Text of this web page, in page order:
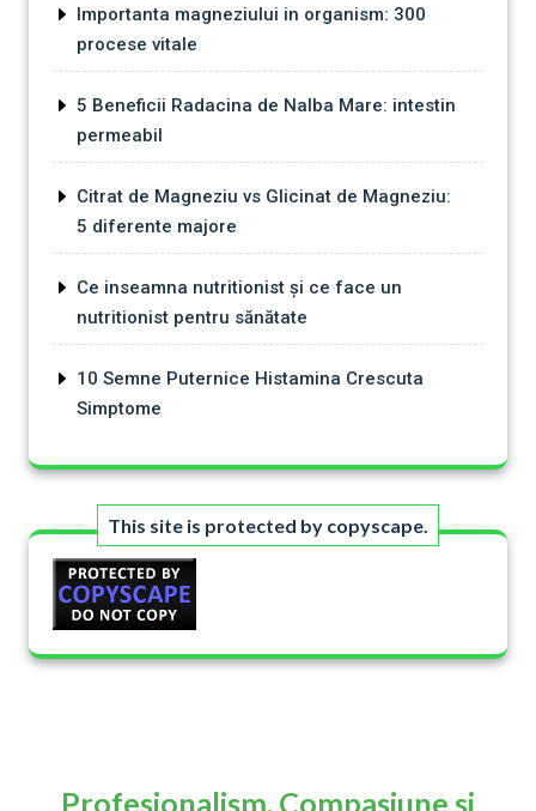
Importanta magneziului in organism: 300
procese vitale
5 Beneficii Radacina de Nalba Mare: intestin
permeabil
Citrat de Magneziu vs Glicinat de Magneziu:
5 diferente majore
Ce inseamna nutritionist și ce face un
nutritionist pentru sănătate
10 Semne Puternice Histamina Crescuta
Simptome
This site is protected by copyscape.
Profesionalism, Compasiune si